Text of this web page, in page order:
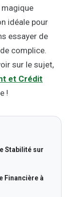
magique
idéale pour
essayer de
complice.
sur le sujet,
et Crédit
!
Stabilité sur
Financière à